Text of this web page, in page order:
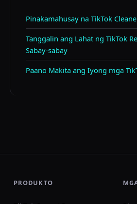
Pinakamahusay na TikTok
Tanggalin ang Lahat ng TikTok
Sabay-sabay
Paano Makita ang Iyong mga
PRODUKTO